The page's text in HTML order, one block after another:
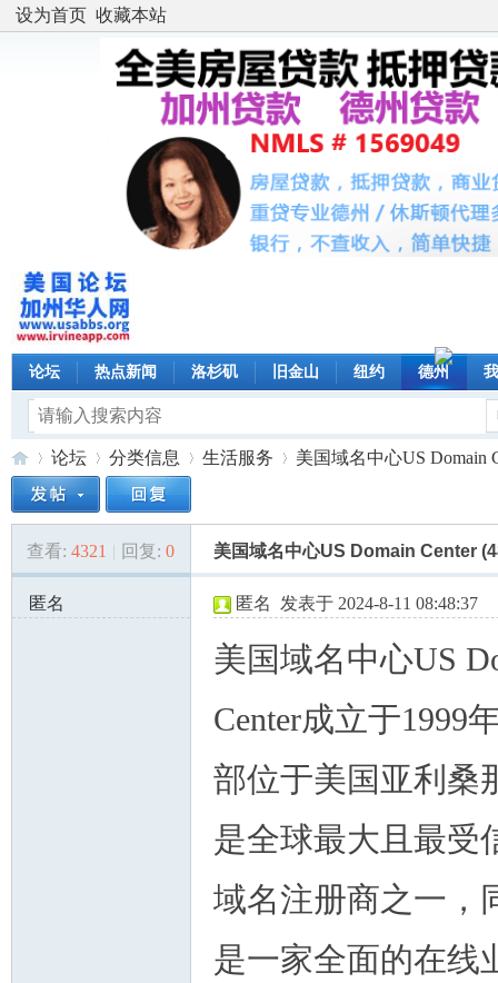
设为首页 收藏本站
论坛 热点新闻 洛杉矶 旧金山 纽约 德州
美»
论坛
›
分类信息 生活服务
›
美国域名中心US Domain
查看: 4321 | 回复: 0 美国域名中心US Domain Center
匿名
匿名 发表于 2024-8-11 08:48:37
美国域名中心US
Center成立于1999
部位于美国亚利桑
是全球最大且最受
域名注册商之一，
是一家全面的在线